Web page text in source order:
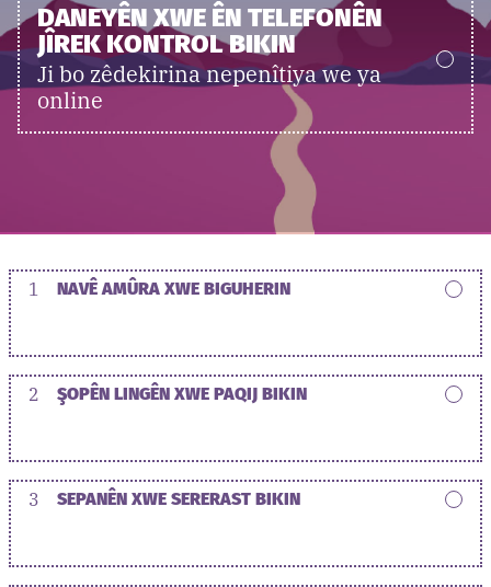
DANEYÊN XWE ÊN TELEFONÊN
JÎREK KONTROL BIKIN
Ji bo zêdekirina nepenîtiya we ya
online
1 NAVÊ AMÛRA XWE BIGUHERIN
2 ŞOPÊN LINGÊN XWE PAQIJ BIKIN
3 SEPANÊN XWE SERERAST BIKIN